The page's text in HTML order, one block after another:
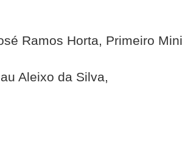
Ramos Horta, Primeiro
Aleixo da Silva,